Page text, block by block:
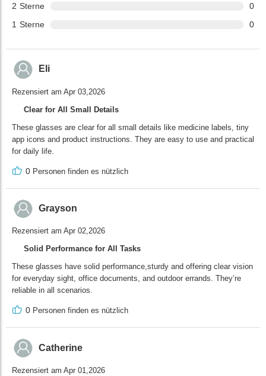
2 Sterne
0
1 Sterne 0
Eli
Rezensiert am Apr 03,2026
Clear for All Small Details
These glasses are clear for all small details like medicine labels, tiny
app icons and product instructions. They are easy to use and practical
for daily life.
0 Personen finden es nützlich
Grayson
Rezensiert am Apr 02,2026
Solid Performance for All Tasks
These glasses have solid performance,sturdy and offering clear vision
for everyday sight, office documents, and outdoor errands. They’re
reliable in all scenarios.
0 Personen finden es nützlich
Catherine
Rezensiert am Apr 01,2026